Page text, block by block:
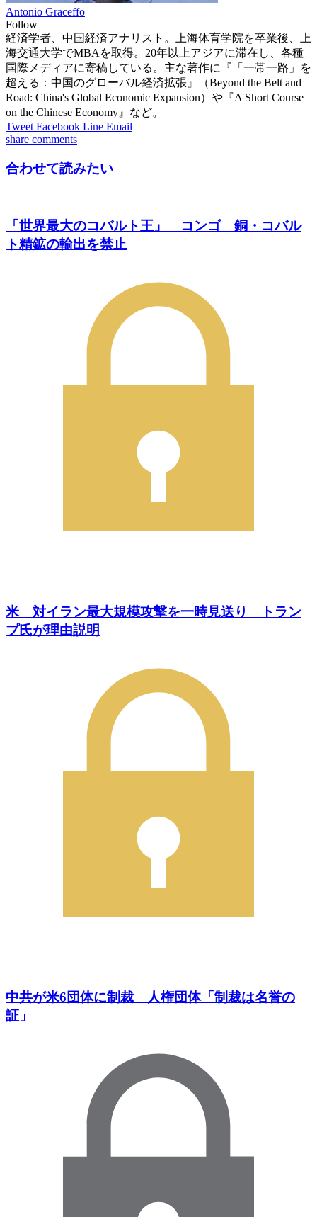
Antonio Graceffo
Follow
経済学者、中国経済アナリスト。上海体育学院を卒業後、上
海交通大学でMBAを取得。20年以上アジアに滞在し、各種
国際メディアに寄稿している。主な著作に『「一帯一路」を
超える：中国のグローバル経済拡張』（Beyond the Belt and
Road: China's Global Economic Expansion）や『A Short Course
on the Chinese Economy』など。
Tweet Facebook Line Email
share comments
合わせて読みたい
「世界最大のコバルト王」 コンゴ 銅・コバル
ト精鉱の輸出を禁止
米 対イラン最大規模攻撃を一時見送り トラン
プ氏が理由説明
中共が米6団体に制裁 人権団体「制裁は名誉の
証」